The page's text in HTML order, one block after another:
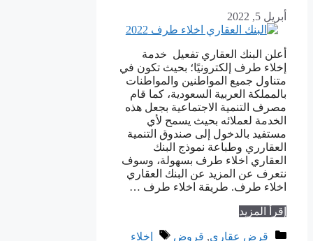
أبريل 5, 2022
أعلن البنك العقاري تفعيل خدمة
إخلاء طرف إلكترونيًا؛ بحيث تكون في
متناول جميع المواطنين والمواطنات
بالمملكة العربية السعودية، كما قام
مصرف التنمية الاجتماعية بجعل هذه
الخدمة لعملائه بحيث يسمح لأي
مستفيد بالدخول إلى صندوق التنمية
العقارري وطباعة نموذج البنك
العقاري اخلاء طرف بسهولة، وسوف
نتعرف عن المزيد عن البنك العقاري
اخلاء طرف. طريقة اخلاء طرف …
إقرأ المزيد
التصنيفات
قرض عقاري, قروض الوسوم
إخلاء